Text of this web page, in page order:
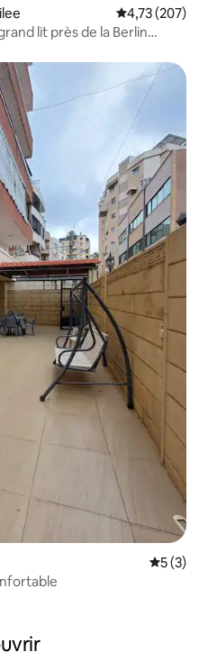
Note
4,73 (207)
lit près de la Berlin
Note
5 (3)